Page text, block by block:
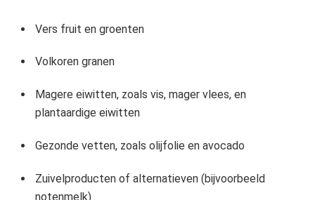
Vers fruit en groenten
Volkoren granen
Magere eiwitten, zoals vis, mager vlees, en
plantaardige eiwitten
Gezonde vetten, zoals olijfolie en avocado
Zuivelproducten of alternatieven (bijvoorbeeld
notenmelk)